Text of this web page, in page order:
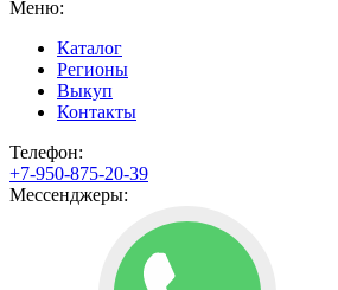
Меню:
Каталог
Регионы
Выкуп
Контакты
Телефон:
+7-950-875-20-39
Мессенджеры: